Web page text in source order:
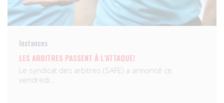
Instances
LES ARBITRES PASSENT À L’ATTAQUE!
Le syndicat des arbitres (SAFE) a annoncé ce
vendredi…